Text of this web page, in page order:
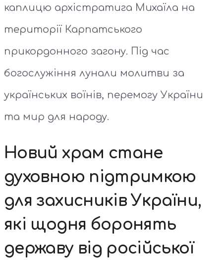
каплицю архістратига Михаїла на
території Карпатського
прикордонного загону. Під час
богослужіння лунали молитви за
українських воїнів, перемогу України
та мир для народу.
Новий храм стане
духовною підтримкою
для захисників України,
які щодня боронять
державу від російської